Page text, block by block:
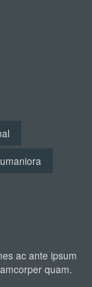
ac ante ipsum
quam.